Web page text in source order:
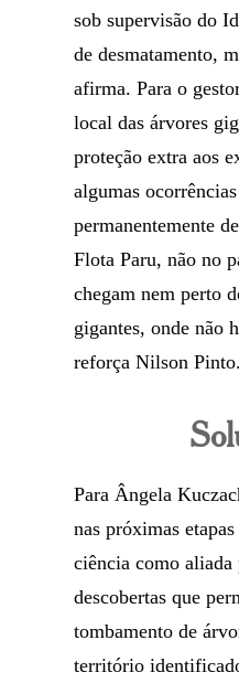
sob supervisão do
de desmatamento,
afirma. Para o
local das árvores
proteção extra aos
algumas
permanentemente
Flota Paru, não no
chegam nem perto
gigantes, onde não
reforça Nilson Pinto.
Para Ângela
nas próximas
ciência como aliada
descobertas que
tombamento de
território